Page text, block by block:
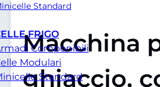
Standard
FRIGO
Componibili
Modulari
Standard
Macchina
ghiaccio,